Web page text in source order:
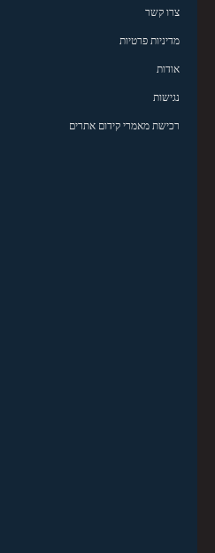
צרו קשר
מדיניות פרטיות
אודות
נגישות
רכישת מאמרי קידום אתרים